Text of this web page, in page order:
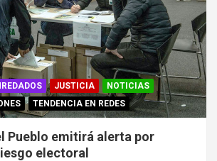
JUSTICIA
NOTICIAS
TENDENCIA EN REDES
Pueblo emitirá alerta por
electoral